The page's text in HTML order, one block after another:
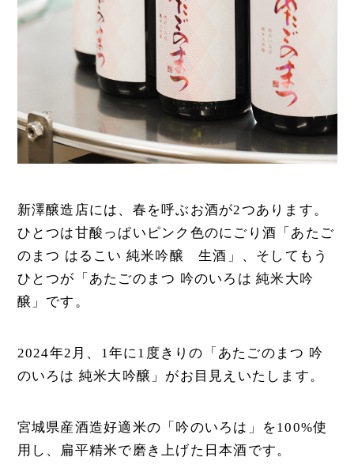
新澤醸造店には、春を呼ぶお酒が2つあります。
ひとつは甘酸っぱいピンク色のにごり酒「あたご
のまつ はるこい 純米吟醸 生酒」、そしてもう
ひとつが「あたごのまつ 吟のいろは 純米大吟
醸」です。
2024年2月、1年に1度きりの「あたごのまつ 吟
のいろは 純米大吟醸」がお目見えいたします。
宮城県産酒造好適米の「吟のいろは」を100%使
用し、扁平精米で磨き上げた日本酒です。